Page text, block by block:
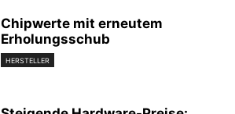
Chipwerte mit erneutem
Erholungsschub
HERSTELLER